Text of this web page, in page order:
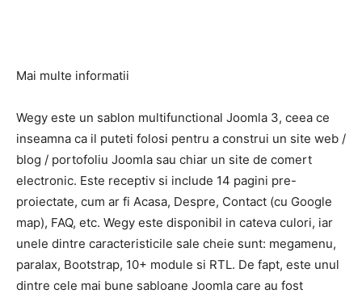
Mai multe informatii
Wegy este un sablon multifunctional Joomla 3, ceea ce
inseamna ca il puteti folosi pentru a construi un site web /
blog / portofoliu Joomla sau chiar un site de comert
electronic. Este receptiv si include 14 pagini pre-
proiectate, cum ar fi Acasa, Despre, Contact (cu Google
map), FAQ, etc. Wegy este disponibil in cateva culori, iar
unele dintre caracteristicile sale cheie sunt: ​​megamenu,
paralax, Bootstrap, 10+ module si RTL. De fapt, este unul
dintre cele mai bune sabloane Joomla care au fost